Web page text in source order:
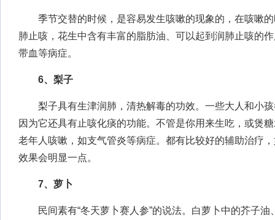
季节交替的时候，是容易发生咳嗽的现象的，在咳嗽的
肺止咳，花生中含有丰富的脂肪油、可以起到润肺止咳的
带血等病症。
6、梨子
梨子具有生津润肺，清热解毒的功效。一些大人和小孩
因为它还具有止咳化痰的功能。不管是你用来生吃，或煲
老年人咳嗽，如支气管炎等病症。都有比较好的辅助治疗
效果会明显一点。
7、萝卜
民间素有“冬天萝卜赛人参”的说法。白萝卜中的芥子油